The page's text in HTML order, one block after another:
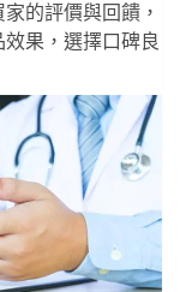
的評價與回饋，
果，選擇口碑良